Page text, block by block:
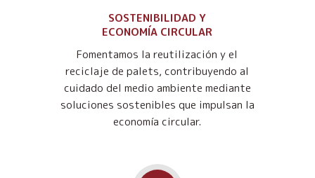
SOSTENIBILIDAD Y
ECONOMÍA CIRCULAR
Fomentamos la reutilización y el
reciclaje de palets, contribuyendo al
cuidado del medio ambiente mediante
soluciones sostenibles que impulsan la
economía circular.